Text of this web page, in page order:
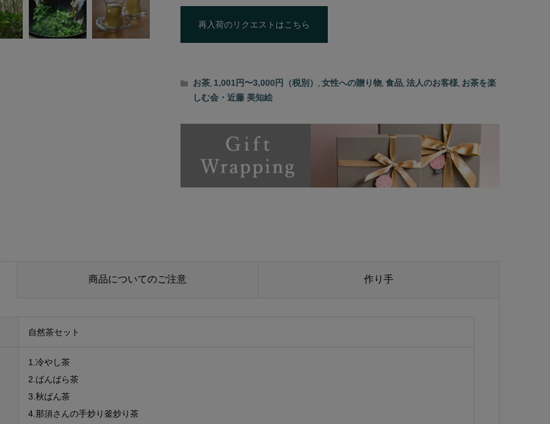
再入荷のリクエストはこちら
お茶 1,001円〜3,000円（税別） 女性への贈り物 食品 法人のお客様 お茶を楽
しむ会・近藤 美知絵
商品についてのご注意 作り手
自然茶セット
1.冷やし茶
2.ばんばら茶
3.秋ばん茶
4.那須さんの手炒り釜炒り茶